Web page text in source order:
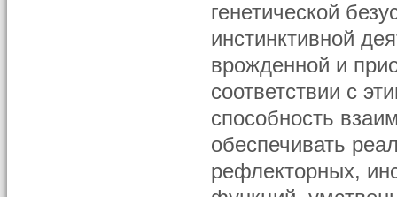
генетической
инстинктивной
врожденной и
соответствии с
способность
обеспечивать
рефлекторных,